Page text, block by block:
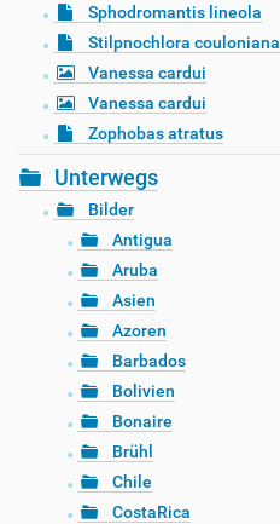
Sphodromantis lineola
Stilpnochlora couloniana
Vanessa cardui
Vanessa cardui
Zophobas atratus
Unterwegs
Bilder
Antigua
Aruba
Asien
Azoren
Barbados
Bolivien
Bonaire
Brühl
Chile
CostaRica